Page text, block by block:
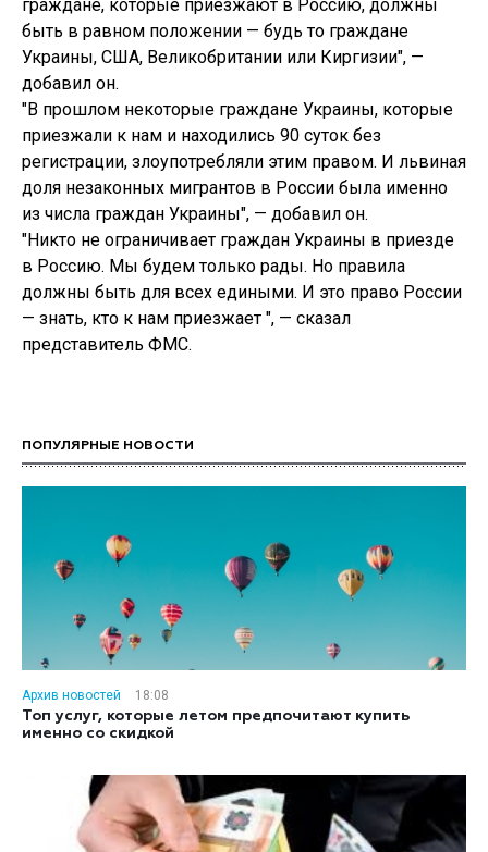
граждане, которые приезжают в Россию, должны
быть в равном положении — будь то граждане
Украины, США, Великобритании или Киргизии", —
добавил он.
"В прошлом некоторые граждане Украины, которые
приезжали к нам и находились 90 суток без
регистрации, злоупотребляли этим правом. И львиная
доля незаконных мигрантов в России была именно
из числа граждан Украины", — добавил он.
"Никто не ограничивает граждан Украины в приезде
в Россию. Мы будем только рады. Но правила
должны быть для всех едиными. И это право России
— знать, кто к нам приезжает ", — сказал
представитель ФМС.
ПОПУЛЯРНЫЕ НОВОСТИ
Архив новостей
18:08
Топ услуг, которые летом предпочитают купить
именно со скидкой